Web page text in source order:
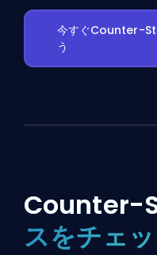
今すぐCounter-
う
Counter-
スをチェ